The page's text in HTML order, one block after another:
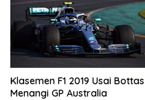
Klasemen F1 2019 Usai Bottas
Menangi GP Australia